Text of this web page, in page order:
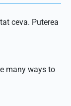
ceva. Puterea
many ways to